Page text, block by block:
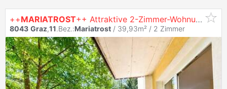
++MARIATROST++ Attraktive 2-Zimmer-Wohnung in ruhiger Grünlage
8043 Graz,11.Bez.:Mariatrost / 39,93m² / 2 Zimmer